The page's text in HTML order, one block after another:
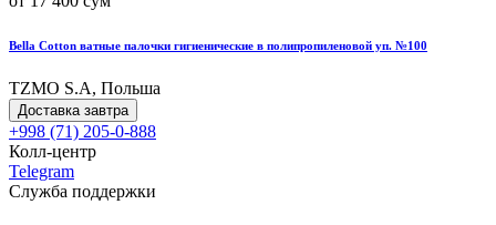
Bella Cotton ватные палочки гигиенические в полипропиленовой уп. №100
TZMO S.A, Польша
Доставка завтра
+998 (71) 205-0-888
Колл-центр
Telegram
Служба поддержки